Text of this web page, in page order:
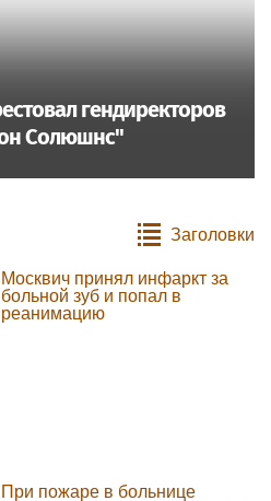
гендиректоров
Солюшнс"
Заголовки
Москвич принял инфаркт за
больной зуб и попал в
реанимацию
При пожаре в больнице